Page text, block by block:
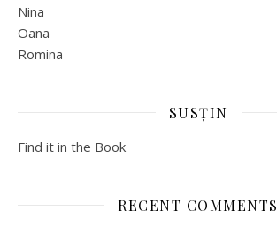
Nina
Oana
Romina
SUSȚIN
Find it in the Book
RECENT COMMENTS